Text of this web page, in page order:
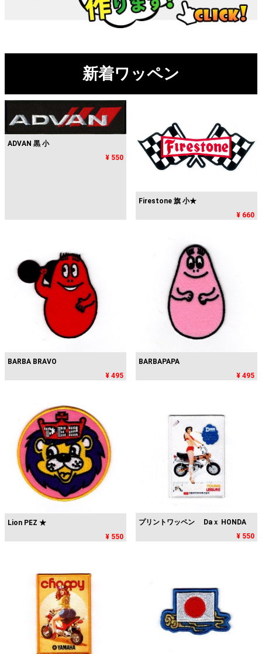
新着ワッペン
ADVAN 黒 小
¥ 550
Firestone 旗 小★
¥ 660
BARBA BRAVO
¥ 495
BARBAPAPA
¥ 495
Lion PEZ ★
¥ 550
プリントワッペン Daｘ HONDA
¥ 550